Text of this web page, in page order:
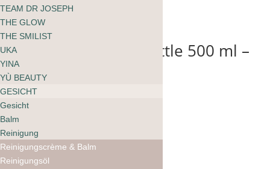
beVIVID drinking bottle 500 ml –
Boo
CHF 35.00
TEAM DR JOSEPH
THE GLOW
THE SMILIST
UKA
YINA
YÙ BEAUTY
GESICHT
Gesicht
Balm
Reinigung
Reinigungscrème & Balm
Reinigungsöl